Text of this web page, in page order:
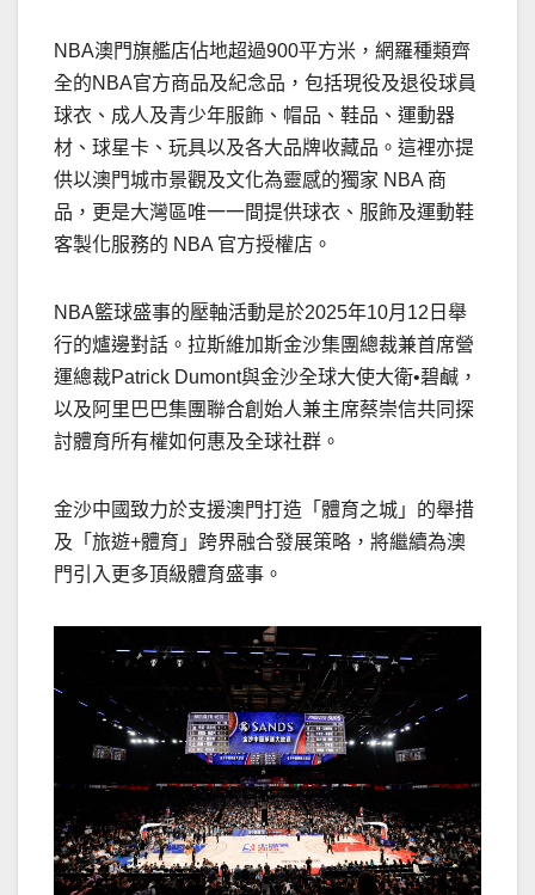
NBA澳門旗艦店佔地超過900平方米，網羅種類齊
全的NBA官方商品及紀念品，包括現役及退役球員
球衣、成人及青少年服飾、帽品、鞋品、運動器
材、球星卡、玩具以及各大品牌收藏品。這裡亦提
供以澳門城市景觀及文化為靈感的獨家 NBA 商
品，更是大灣區唯一一間提供球衣、服飾及運動鞋
客製化服務的 NBA 官方授權店。
NBA籃球盛事的壓軸活動是於2025年10月12日舉
行的爐邊對話。拉斯維加斯金沙集團總裁兼首席營
運總裁Patrick Dumont與金沙全球大使大衛•碧鹹，
以及阿里巴巴集團聯合創始人兼主席蔡崇信共同探
討體育所有權如何惠及全球社群。
金沙中國致力於支援澳門打造「體育之城」的舉措
及「旅遊+體育」跨界融合發展策略，將繼續為澳
門引入更多頂級體育盛事。